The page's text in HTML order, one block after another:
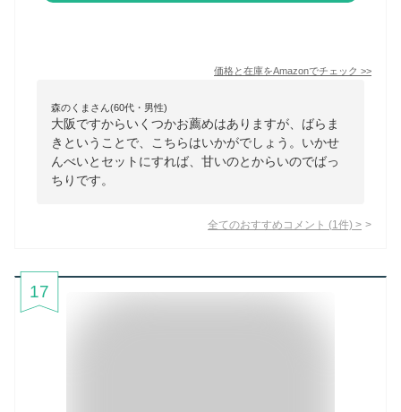
価格と在庫をAmazonでチェック >>
森のくまさん(60代・男性)
大阪ですからいくつかお薦めはありますが、ばらま
きということで、こちらはいかがでしょう。いかせ
んべいとセットにすれば、甘いのとからいのでばっ
ちりです。
全てのおすすめコメント (1 件) >
17